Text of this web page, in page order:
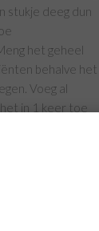
stukje deeg dun
het geheel
behalve het
Voeg al
in 1 keer toe
vormen. Leg het
trekken
handen blijft